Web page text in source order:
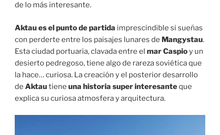
de lo más interesante.
Aktau es el punto de partida imprescindible si sueñas
con perderte entre los paisajes lunares de Mangystau.
Esta ciudad portuaria, clavada entre el mar Caspioy un
desierto pedregoso, tiene algo de rareza soviética que
la hace… curiosa. La creación y el posterior desarrollo
de Aktautiene una historia super interesanteque
explica su curiosa atmosfera y arquitectura.